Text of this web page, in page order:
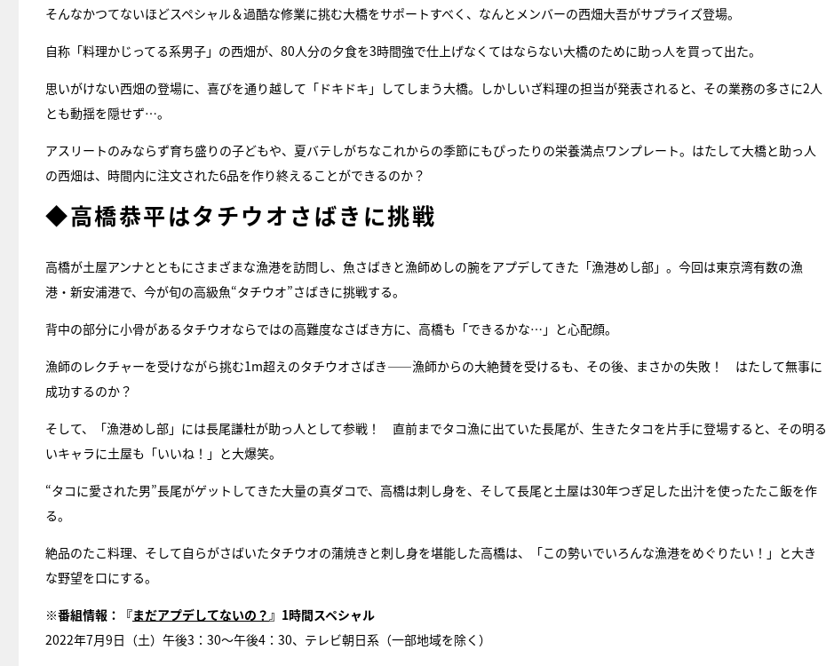
そんなかつてないほどスペシャル＆過酷な修業に挑む大橋をサポートすべく、なんとメンバーの西畑大吾がサプライズ登場。
自称「料理かじってる系男子」の西畑が、80人分の夕食を3時間強で仕上げなくてはならない大橋のために助っ人を買って出た。
思いがけない西畑の登場に、喜びを通り越して「ドキドキ」してしまう大橋。しかしいざ料理の担当が発表されると、その業務の多さに2人
とも動揺を隠せず…。
アスリートのみならず育ち盛りの子どもや、夏バテしがちなこれからの季節にもぴったりの栄養満点ワンプレート。はたして大橋と助っ人
の西畑は、時間内に注文された6品を作り終えることができるのか？
◆高橋恭平はタチウオさばきに挑戦
高橋が土屋アンナとともにさまざまな漁港を訪問し、魚さばきと漁師めしの腕をアプデしてきた「漁港めし部」。今回は東京湾有数の漁
港・新安浦港で、今が旬の高級魚“タチウオ”さばきに挑戦する。
背中の部分に小骨があるタチウオならではの高難度なさばき方に、高橋も「できるかな…」と心配顔。
漁師のレクチャーを受けながら挑む1m超えのタチウオさばき――漁師からの大絶賛を受けるも、その後、まさかの失敗！ はたして無事に
成功するのか？
そして、「漁港めし部」には長尾謙杜が助っ人として参戦！ 直前までタコ漁に出ていた長尾が、生きたタコを片手に登場すると、その明る
いキャラに土屋も「いいね！」と大爆笑。
“タコに愛された男”長尾がゲットしてきた大量の真ダコで、高橋は刺し身を、そして長尾と土屋は30年つぎ足した出汁を使ったたこ飯を作
る。
絶品のたこ料理、そして自らがさばいたタチウオの蒲焼きと刺し身を堪能した高橋は、「この勢いでいろんな漁港をめぐりたい！」と大き
な野望を口にする。
※番組情報：『まだアプデしてないの？ 』1時間スペシャル
2022年7月9日（土）午後3：30～午後4：30、テレビ朝日系（一部地域を除く）